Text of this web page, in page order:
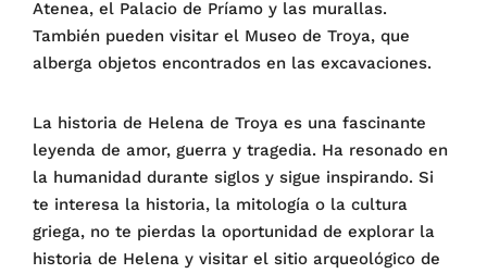
Atenea, el Palacio de Príamo y las murallas.
También pueden visitar el Museo de Troya, que
alberga objetos encontrados en las excavaciones.
La historia de Helena de Troya es una fascinante
leyenda de amor, guerra y tragedia. Ha resonado en
la humanidad durante siglos y sigue inspirando. Si
te interesa la historia, la mitología o la cultura
griega, no te pierdas la oportunidad de explorar la
historia de Helena y visitar el sitio arqueológico de